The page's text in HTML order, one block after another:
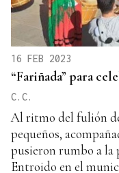
16 FEB 2023
“Fariñada” para
C.C.
Al ritmo del fulión
pequeños,
pusieron rumbo a la
Entroido en el